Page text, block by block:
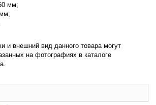
мм;
и внешний вид данного товара могут
на фотографиях в каталоге